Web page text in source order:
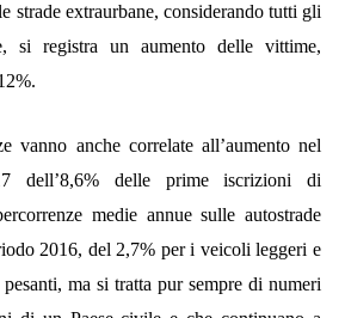
strade extraurbane, considerando tutti gli
si registra un aumento delle vittime,
vanno anche correlate all’aumento nel
dell’8,6% delle prime iscrizioni di
medie annue sulle autostrade
2016, del 2,7% per i veicoli leggeri e
ma si tratta pur sempre di numeri